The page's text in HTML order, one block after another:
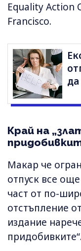
Equality Action
Francisco.
Край на
Макар че
отпуск все
част от по-
отстъпление
издание
придобивките“.